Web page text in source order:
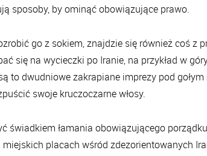
sposoby, by ominąć obowiązujące prawo.
go z sokiem, znajdzie się również coś z
się na wycieczki po Iranie, na przykład w
to dwudniowe zakrapiane imprezy pod
swoje kruczoczarne włosy.
świadkiem łamania obowiązującego
placach wśród zdezorientowanych